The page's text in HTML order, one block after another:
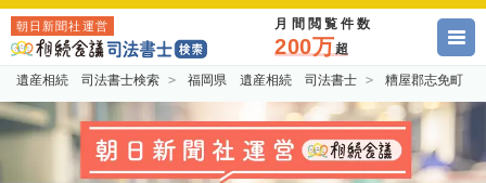
朝日新聞社運営 月間閲覧件数
200万超
遺産相続 司法書士検索 福岡県 遺産相続 司法書士 糟屋郡志免町